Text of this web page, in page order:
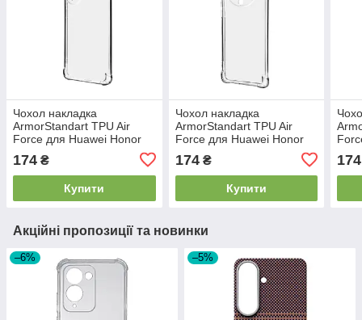
Чохол накладка
ArmorStandart TPU Air
Force для Huawei Honor
90 Camera cover прозора
(ARM69490)
174 ₴
Купити
Чохол накладка
ArmorStandart TPU Air
Force для Huawei Honor
Magic 5 Lite Camera cover
прозора (ARM69491)
174₴
Купити
174
Акційні пропозиції та новинки
–6% –5%